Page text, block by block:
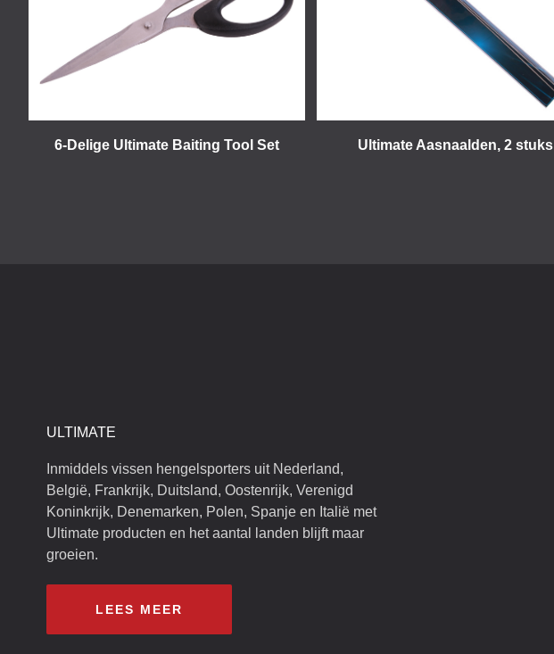
6-Delige Ultimate Baiting Tool Set Ultimate Aasnaalden, 2 stuks
ULTIMATE
Inmiddels vissen hengelsporters uit Nederland,
België, Frankrijk, Duitsland, Oostenrijk, Verenigd
Koninkrijk, Denemarken, Polen, Spanje en Italië met
Ultimate producten en het aantal landen blijft maar
groeien.
LEES MEER